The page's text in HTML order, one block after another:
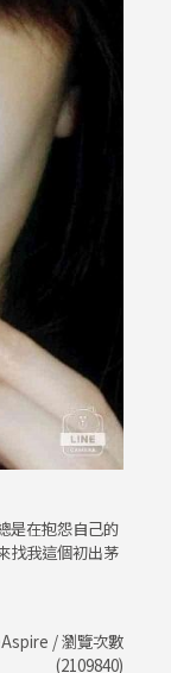
是在抱怨自己的
找我這個初出茅
/ 瀏覽次數
(2109840)